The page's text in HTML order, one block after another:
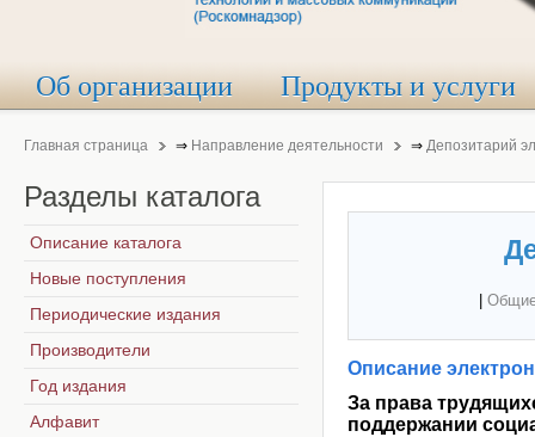
Об организации Продукты и услуги
Главная страница ⇒ Направление деятельности ⇒ Депозитарий
Описание
За права
поддержании
Разделы каталога
Описание каталога
Новые поступления
Периодические издания
Производители
Год издания
Алфавит